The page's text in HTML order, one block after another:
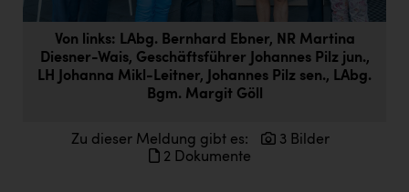
ERLUS AG
everfield
Von links: LAbg. Bernhard Ebner, NR Martina
Diesner-Wais, Geschäftsführer Johannes Pilz jun.,
LH Johanna Mikl-Leitner, Johannes Pilz sen., LAbg.
Bgm. Margit Göll
Zu dieser Meldung gibt es:
3 Bilder
2 Dokumente